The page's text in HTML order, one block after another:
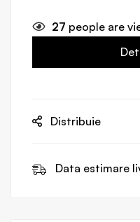
27 people are
Distribuie
Data estimare